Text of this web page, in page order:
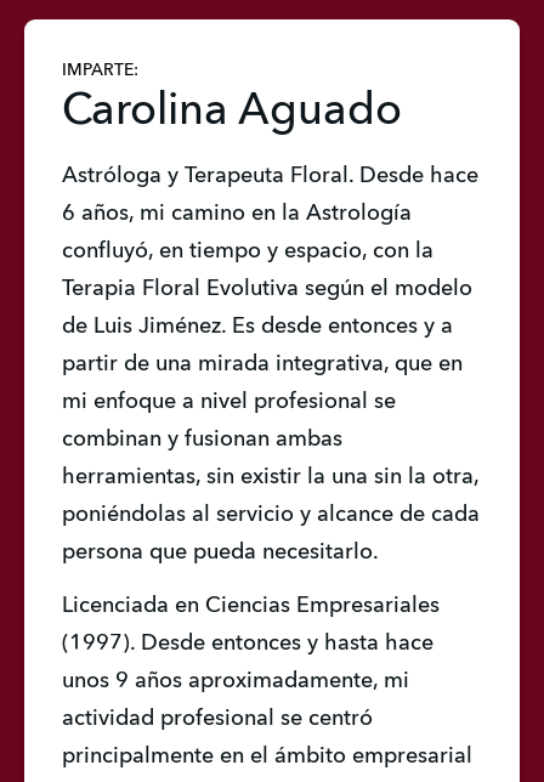
IMPARTE:
Carolina Aguado
Astróloga y Terapeuta Floral. Desde hace
6 años, mi camino en la Astrología
confluyó, en tiempo y espacio, con la
Terapia Floral Evolutiva según el modelo
de Luis Jiménez. Es desde entonces y a
partir de una mirada integrativa, que en
mi enfoque a nivel profesional se
combinan y fusionan ambas
herramientas, sin existir la una sin la otra,
poniéndolas al servicio y alcance de cada
persona que pueda necesitarlo.
Licenciada en Ciencias Empresariales
(1997). Desde entonces y hasta hace
unos 9 años aproximadamente, mi
actividad profesional se centró
principalmente en el ámbito empresarial